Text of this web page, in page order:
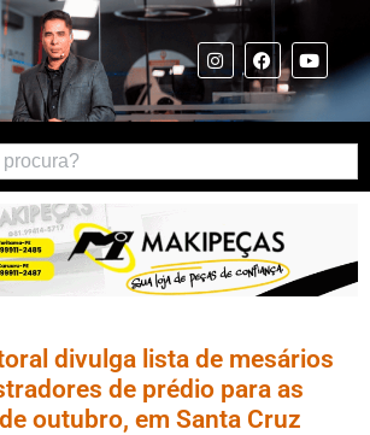
divulga lista de mesários
de prédio para as
outubro, em Santa Cruz